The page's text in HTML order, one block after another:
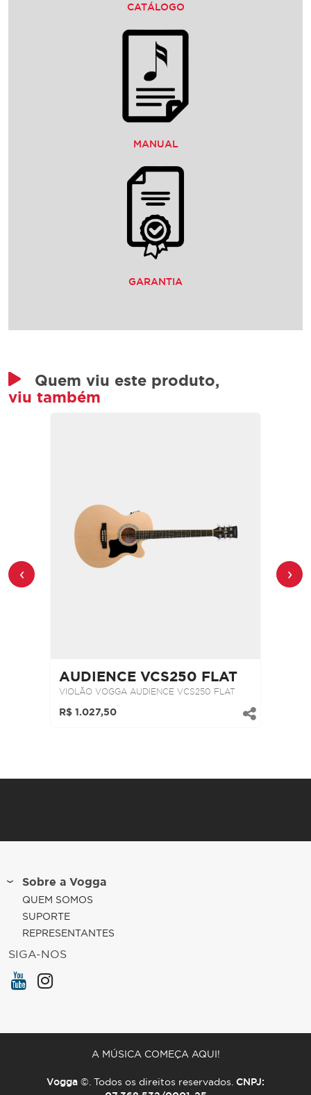
CATÁLOGO
MANUAL
GARANTIA
Quem viu este produto,
viu também
AUDIENCE VCS250 FLAT
VIOLÃO VOGGA AUDIENCE VCS250 FLAT
R$ 1.027,50
‹ ›
Sobre a Vogga
QUEM SOMOS
SUPORTE
REPRESENTANTES
SIGA-NOS
A MÚSICA COMEÇA AQUI!
Vogga ©. Todos os direitos reservados. CNPJ: